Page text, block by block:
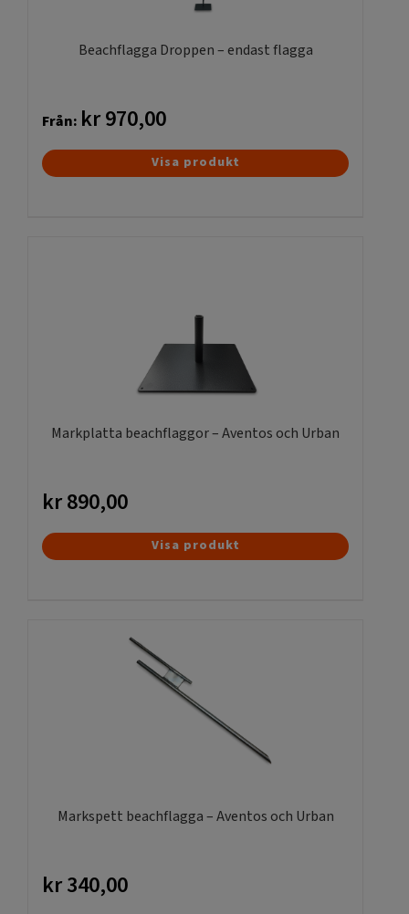
Beachflagga Droppen – endast flagga
Från: kr970,00
Den
här
olika
på
Visa produkt
Markplatta beachflaggor – Aventos och Urban
kr890,00
Visa produkt
Markspett beachflagga – Aventos och Urban
kr340,00